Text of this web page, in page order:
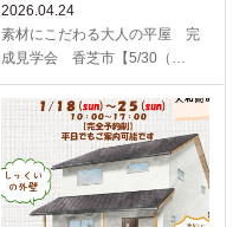
2026.04.24
素材にこだわる大人の平屋 完
成見学会 香芝市【5/30（…